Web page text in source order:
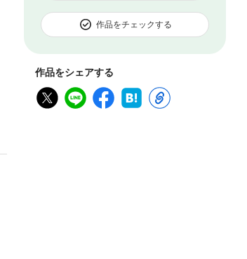
作品をチェックする
作品をシェアする